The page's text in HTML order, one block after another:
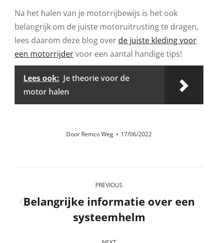
Na het halen van je motorrijbewijs is het ook
belangrijk om de juiste motoruitrusting te dragen,
lees daarom deze blog over de juiste kleding voor
een motorrijdervoor een aantal handige tips!
Lees ook: Je theorie voor de
motor halen
Door Remco Weg 17/06/2022
navigation
PREVIOUS
Previous
post:
Belangrijke informatie over een
systeemhelm